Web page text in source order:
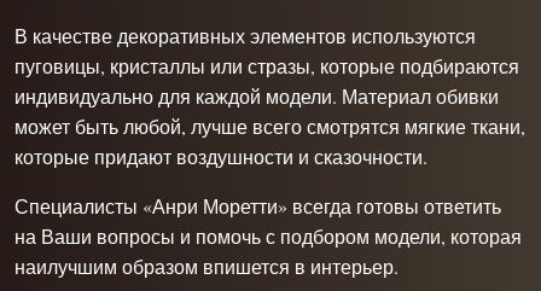
В качестве декоративных элементов используются
пуговицы, кристаллы или стразы, которые подбираются
индивидуально для каждой модели. Материал обивки
может быть любой, лучше всего смотрятся мягкие ткани,
которые придают воздушности и сказочности.
Специалисты «Анри Моретти» всегда готовы ответить
на Ваши вопросы и помочь с подбором модели, которая
наилучшим образом впишется в интерьер.